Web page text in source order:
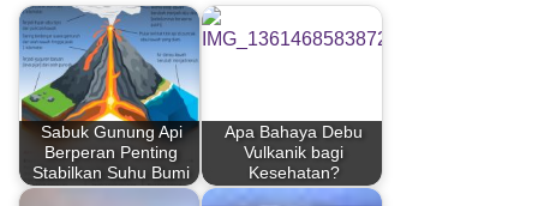
Sabuk Gunung Api
Berperan Penting
Stabilkan Suhu Bumi
Apa Bahaya Debu
Vulkanik bagi
Kesehatan?